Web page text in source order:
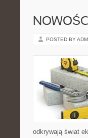
POSTED BY
odkrywają świat